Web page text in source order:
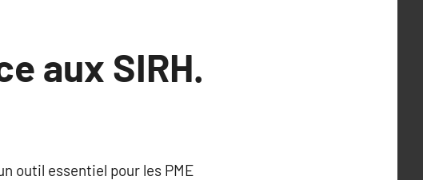
aux SIRH.
outil essentiel pour les PME